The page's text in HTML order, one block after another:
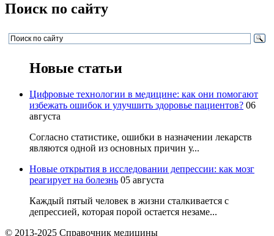
Поиск по сайту
Новые статьи
Цифровые технологии в медицине: как они помогают
избежать ошибок и улучшить здоровье пациентов? 06
августа
Согласно статистике, ошибки в назначении лекарств
являются одной из основных причин у...
Новые открытия в исследовании депрессии: как мозг
реагирует на болезнь 05 августа
Каждый пятый человек в жизни сталкивается с
депрессией, которая порой остается незаме...
© 2013-2025 Справочник медицины